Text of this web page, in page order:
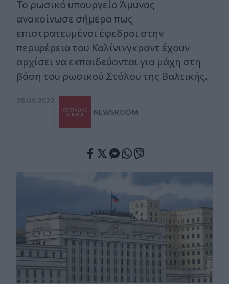
Το ρωσικό υπουργείο Άμυνας
ανακοίνωσε σήμερα πως
επιστρατευμένοι έφεδροι στην
περιφέρεια του Καλίνινγκραντ έχουν
αρχίσει να εκπαιδεύονται για μάχη στη
βάση του ρωσικού Στόλου της Βαλτικής.
28.09.2022
NEWSROOM